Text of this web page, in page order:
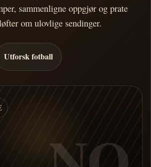
sammenligne oppgjør og prate
om ulovlige sendinger.
Utforsk fotball